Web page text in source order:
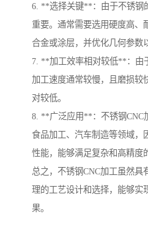
6. **选择关键**：由于不锈钢
重要。通常需要选用硬度高、
合金或涂层，并优化几何参数
7. **加工效率相对较低**：由
加工速度通常较慢，且磨损较
对较低。
8. **广泛应用**：不锈钢CNC
食品加工、汽车制造等领域，
性能，能够满足复杂和高精度
总之，不锈钢CNC加工虽然具
理的工艺设计和选择，能够实
果。